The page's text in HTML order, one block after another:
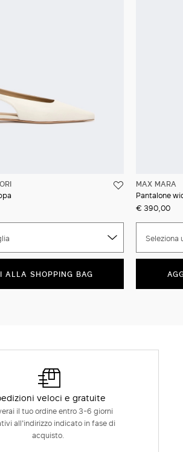
ALLA SHOPPING BAG
MAX MARA
Pantalone
€ 390,00
Seleziona
veloci e gratuite
il tuo ordine entro 3-6 giorni
all'indirizzo indicato in fase di
acquisto.